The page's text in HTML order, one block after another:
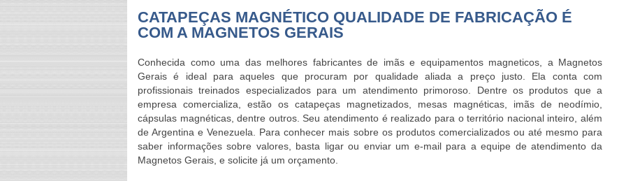
CATAPEÇAS MAGNÉTICO QUALIDADE DE FABRICAÇÃO É
COM A MAGNETOS GERAIS
Conhecida como uma das melhores fabricantes de imãs e equipamentos magneticos, a Magnetos
Gerais é ideal para aqueles que procuram por qualidade aliada a preço justo. Ela conta com
profissionais treinados especializados para um atendimento primoroso. Dentre os produtos que a
empresa comercializa, estão os catapeças magnetizados, mesas magnéticas, imãs de neodímio,
cápsulas magnéticas, dentre outros. Seu atendimento é realizado para o território nacional inteiro, além
de Argentina e Venezuela. Para conhecer mais sobre os produtos comercializados ou até mesmo para
saber informações sobre valores, basta ligar ou enviar um e-mail para a equipe de atendimento da
Magnetos Gerais, e solicite já um orçamento.